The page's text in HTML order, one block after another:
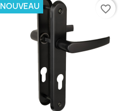
NOUVEAU favorite_border